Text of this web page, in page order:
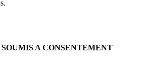
A CONSENTEMENT